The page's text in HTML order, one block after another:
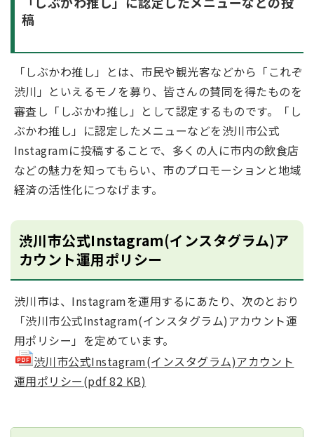
稿
「しぶかわ推し」とは、市民や観光客などから「これぞ
渋川」といえるモノを募り、皆さんの賛同を得たものを
審査し「しぶかわ推し」として認定するものです。「し
ぶかわ推し」に認定したメニューなどを渋川市公式
Instagramに投稿することで、多くの人に市内の飲食店
などの魅力を知ってもらい、市のプロモーションと地域
経済の活性化につなげます。
渋川市公式Instagram(インスタグラム)ア
カウント運用ポリシー
渋川市は、Instagramを運用するにあたり、次のとおり
「渋川市公式Instagram(インスタグラム)アカウント運
用ポリシー」を定めています。
渋川市公式Instagram(インスタグラム)アカウント
運用ポリシー(pdf 82 KB)